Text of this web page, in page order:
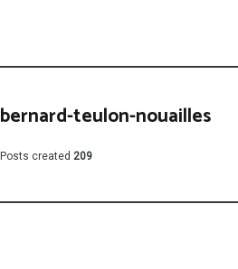
bernard-teulon-nouailles
Posts created 209